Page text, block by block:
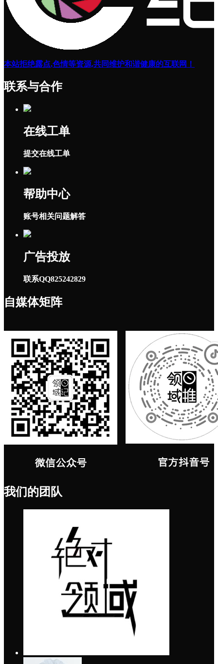
本站拒绝露点,色情等资源,共同维护和谐健康的互联网！
联系与合作
在线工单
提交在线工单
帮助中心
账号相关问题解答
广告投放
联系QQ825242829
自媒体矩阵
我们的团队